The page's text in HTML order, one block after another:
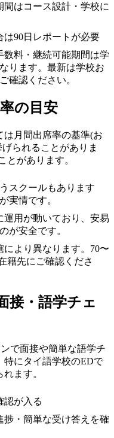
間はコース設計・学校に
は90日レポートが必要
料・継続可能期間は学
ります。最新は学校お
確認ください。
の目安
月間出席率の基準(お
られることがありま
とがあります。
スクールもあります
実情です。
運用が動いており、安易
が安全です。
より異なります。70〜
籍先にご確認くださ
接・語学チェ
で面接や簡単な語学チ
特にタイ語学校のEDで
ます。
認が入る
捗・簡単な受け答えを確